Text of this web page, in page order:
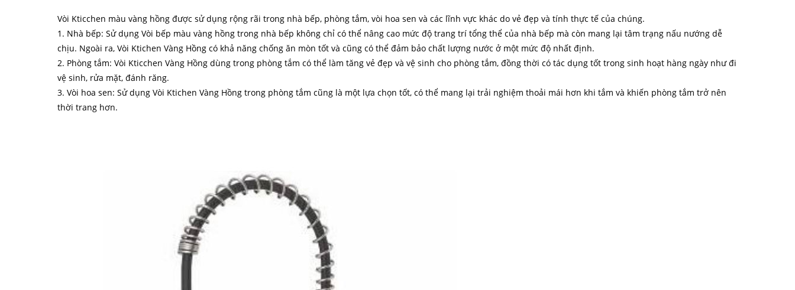
Vòi Kticchen màu vàng hồng được sử dụng rộng rãi trong nhà bếp, phòng tắm, vòi hoa sen và các lĩnh vực khác do vẻ đẹp và tính thực tế của chúng.
1. Nhà bếp: Sử dụng Vòi bếp màu vàng hồng trong nhà bếp không chỉ có thể nâng cao mức độ trang trí tổng thể của nhà bếp mà còn mang lại tâm trạng nấu nướng dễ
chịu. Ngoài ra, Vòi Ktichen Vàng Hồng có khả năng chống ăn mòn tốt và cũng có thể đảm bảo chất lượng nước ở một mức độ nhất định.
2. Phòng tắm: Vòi Kticchen Vàng Hồng dùng trong phòng tắm có thể làm tăng vẻ đẹp và vệ sinh cho phòng tắm, đồng thời có tác dụng tốt trong sinh hoạt hàng ngày như đi
vệ sinh, rửa mặt, đánh răng.
3. Vòi hoa sen: Sử dụng Vòi Ktichen Vàng Hồng trong phòng tắm cũng là một lựa chọn tốt, có thể mang lại trải nghiệm thoải mái hơn khi tắm và khiến phòng tắm trở nên
thời trang hơn.